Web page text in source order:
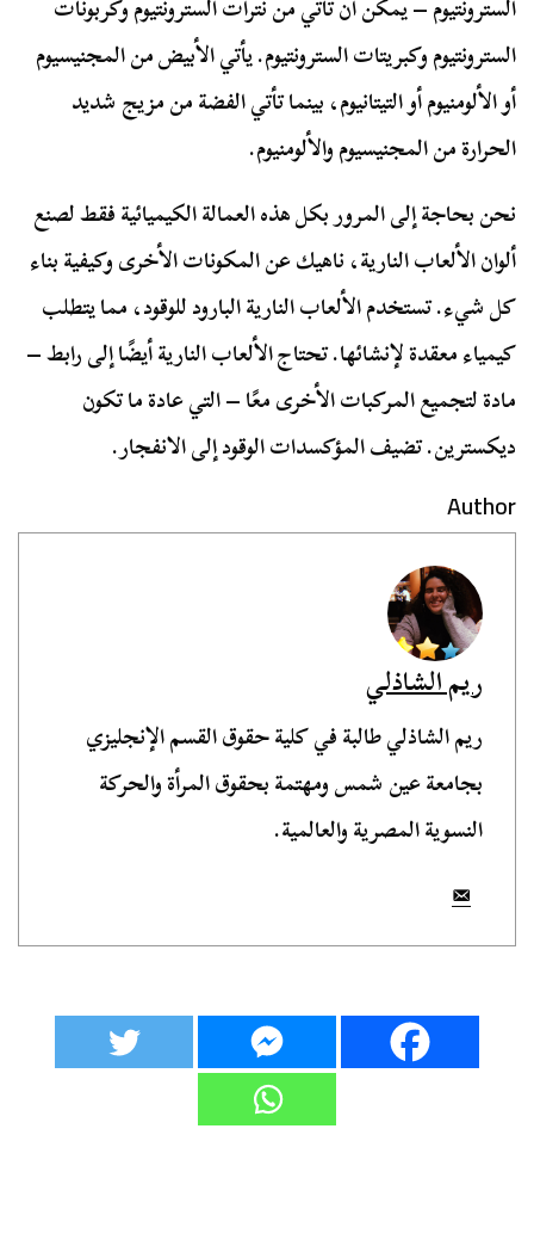
السترونتيوم – يمكن أن تأتي من نترات السترونتيوم وكربونات
السترونتيوم وكبريتات السترونتيوم. يأتي الأبيض من المجنيسيوم
أو الألومنيوم أو التيتانيوم، بينما تأتي الفضة من مزيج شديد
الحرارة من المجنيسيوم والألومنيوم.
نحن بحاجة إلى المرور بكل هذه العمالة الكيميائية فقط لصنع
ألوان الألعاب النارية، ناهيك عن المكونات الأخرى وكيفية بناء
كل شيء. تستخدم الألعاب النارية البارود للوقود، مما يتطلب
كيمياء معقدة لإنشائها. تحتاج الألعاب النارية أيضًا إلى رابط –
مادة لتجميع المركبات الأخرى معًا – التي عادة ما تكون
ديكسترين. تضيف المؤكسدات الوقود إلى الانفجار.
Author
ريم الشاذلي
ريم الشاذلي طالبة في كلية حقوق القسم الإنجليزي
بجامعة عين شمس ومهتمة بحقوق المرأة والحركة
النسوية المصرية والعالمية.